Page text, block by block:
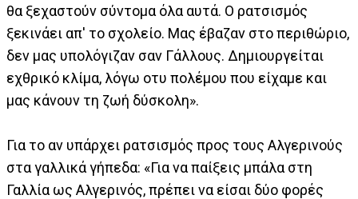
θα ξεχαστούν σύντομα όλα αυτά. Ο ρατσισμός
ξεκινάει απ' το σχολείο. Μας έβαζαν στο περιθώριο,
δεν μας υπολόγιζαν σαν Γάλλους. Δημιουργείται
εχθρικό κλίμα, λόγω οτυ πολέμου που είχαμε και
μας κάνουν τη ζωή δύσκολη».
Για το αν υπάρχει ρατσισμός προς τους Αλγερινούς
στα γαλλικά γήπεδα: «Για να παίξεις μπάλα στη
Γαλλία ως Αλγερινός, πρέπει να είσαι δύο φορές